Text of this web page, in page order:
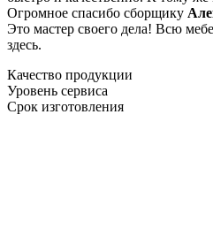
Огромное спасибо сборщику
Это мастер своего дела! Всю
здесь.
Качество продукции
Уровень сервиса
Срок изготовления